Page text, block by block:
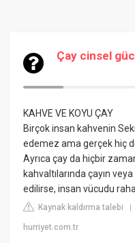
Çay cinsel
KAHVE VE KOYU ÇAY
Birçok insan kahvenin
edemez ama gerçek hiç
Ayrıca çay da hiçbir
kahvaltılarında çayın
edilirse, insan vücudu
Kaynak kaldırma talebi
hurriyet.com.tr